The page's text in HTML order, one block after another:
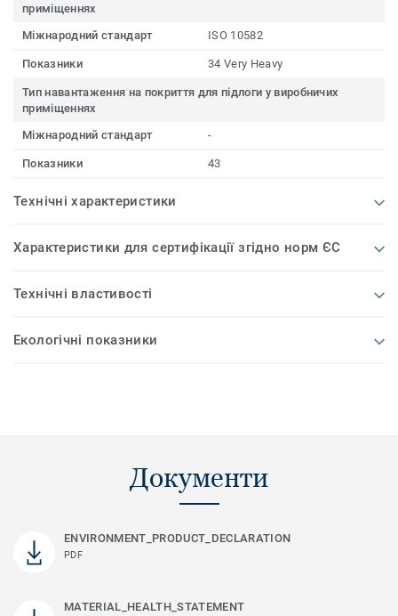
приміщеннях
Міжнародний стандарт
ISO 10582
Показники 34 Very Heavy
Тип навантаження на покриття для підлоги у виробничих
приміщеннях
Міжнародний стандарт
-
Показники 43
Технічні характеристики
Характеристики для сертифікації згідно норм ЄС
Технічні властивості
Екологічні показники
Документи
ENVIRONMENT_PRODUCT_DECLARATION
PDF
MATERIAL_HEALTH_STATEMENT